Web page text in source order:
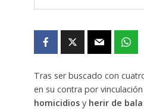
Tras ser buscado con
en su contra por
homicidios yherir de bala